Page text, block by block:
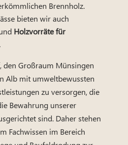
Brennholz.
bieten wir auch
Holzvorräte für
den Großraum Münsingen
Alb mit umweltbewussten
zu versorgen, die
Bewahrung unserer
sind. Daher stehen
Fachwissen im Bereich